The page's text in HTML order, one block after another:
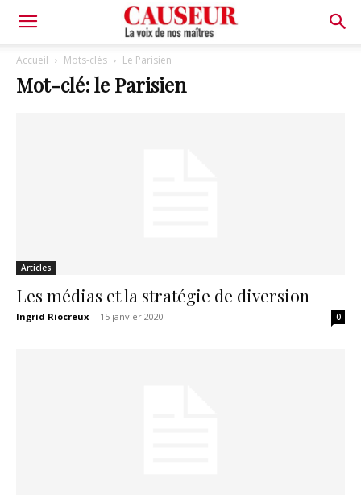
voix
maîtres
Accueil Mots-clés Le Parisien
Mot-clé: le Parisien
Articles
Les médias et la stratégie de diversion
Ingrid Riocreux - 15 janvier 2020 0